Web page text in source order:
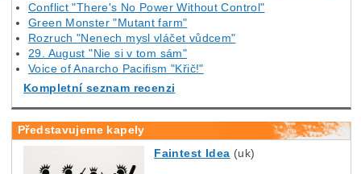
Conflict "There's No Power Without Control"
Green Monster "Mutant farm"
Rozruch "Nenech mysl vláčet vůdcem"
29. August "Nie si v tom sám"
Voice of Anarcho Pacifism "Křič!"
Kompletní seznam recenzi
Představujeme kapely
Faintest Idea (uk)